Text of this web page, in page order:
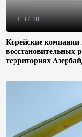
17:10
Корейские
восстановительных
территориях